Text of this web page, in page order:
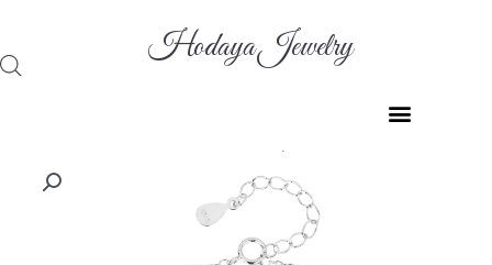
Hodaya Jewelry